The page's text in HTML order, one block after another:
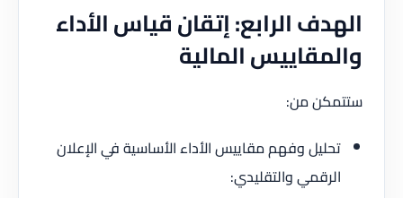
الهدف الرابع: إتقان قياس الأداء
والمقاييس المالية
ستتمكن من:
تحليل وفهم مقاييس الأداء الأساسية في الإعلان
الرقمي والتقليدي: